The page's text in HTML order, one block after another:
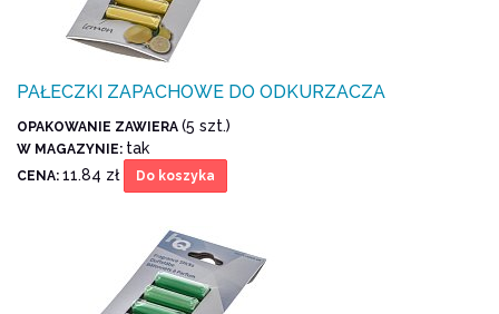
PAŁECZKI ZAPACHOWE DO ODKURZACZA
OPAKOWANIE ZAWIERA (5 szt.)
W MAGAZYNIE: tak
CENA: 11.84 zł Do koszyka